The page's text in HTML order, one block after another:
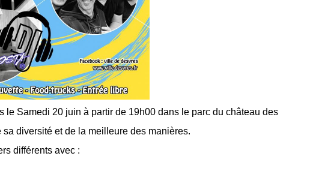
le Samedi 20 juin à partir de 19h00 dans le parc du château des
diversité et de la meilleure des manières.
différents avec :